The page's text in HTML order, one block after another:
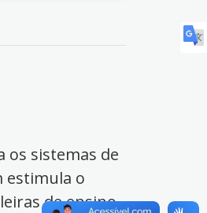
os sistemas de
estimula o
de ensino